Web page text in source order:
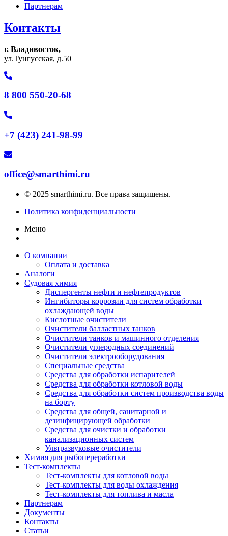
Партнерам
Контакты
г. Владивосток,
ул.Тунгусская, д.50
8 800 550-20-68
+7 (423) 241-98-99
office@smarthimi.ru
© 2025 smarthimi.ru. Все права защищены.
Политика конфиденциальности
Меню
О компании
Оплата и доставка
Аналоги
Судовая химия
Диспергенты нефти и нефтепродуктов
Ингибиторы коррозии для систем обработки
охлаждающей воды
Кислотные очистители
Очистители балластных танков
Очистители танков и машинного отделения
Очистители углеродных соединений
Очистители электрооборудования
Специальные средства
Средства для обработки испарителей
Средства для обработки котловой воды
Средства для обработки систем производства воды
на борту
Средства для общей, санитарной и
дезинфицирующей обработки
Средства для очистки и обработки
канализационных систем
Ультразвуковые очистители
Химия для рыбопереработки
Тест-комплекты
Тест-комплекты для котловой воды
Тест-комплекты для воды охлаждения
Тест-комплекты для топлива и масла
Партнерам
Документы
Контакты
Статьи